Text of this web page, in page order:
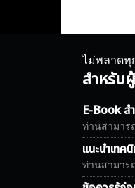
ไม่พลาดทุ
สำหรับ
E-Book ส
ท่านสามาร
แนะนำเทค
ท่านสามาร